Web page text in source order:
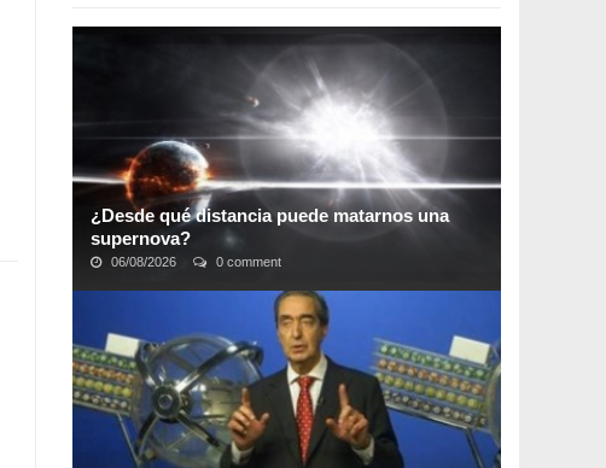
¿Desde qué distancia puede matarnos una
supernova?
06/08/2026 0 comment
Un equipo de investigadores acaba de multiplicar por
dos la «distancia letal» de una de estas violentas
explosiones estelares. Hace unos 2,7 ...